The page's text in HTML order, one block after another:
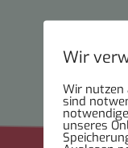
Wir
Wir nutzen
sind
unseres